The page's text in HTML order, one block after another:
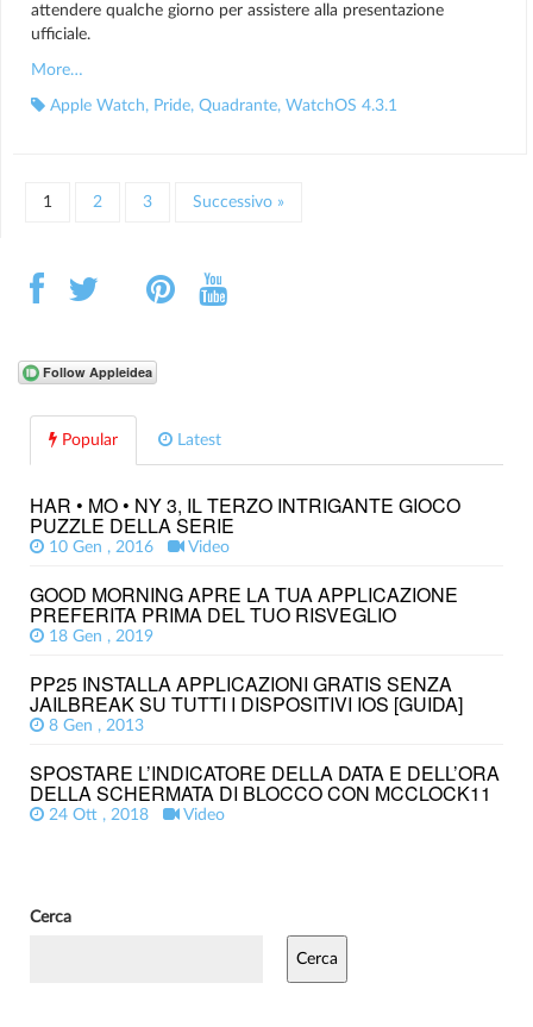
attendere qualche giorno per assistere alla presentazione
ufficiale.
More…
Apple Watch, Pride, Quadrante, WatchOS 4.3.1
1 2 3 Successivo »
Popular Latest
HAR • MO • NY 3, IL TERZO INTRIGANTE GIOCO
PUZZLE DELLA SERIE
10 Gen , 2016 Video
GOOD MORNING APRE LA TUA APPLICAZIONE
PREFERITA PRIMA DEL TUO RISVEGLIO
18 Gen , 2019
PP25 INSTALLA APPLICAZIONI GRATIS SENZA
JAILBREAK SU TUTTI I DISPOSITIVI IOS [GUIDA]
8 Gen , 2013
SPOSTARE L’INDICATORE DELLA DATA E DELL’ORA
DELLA SCHERMATA DI BLOCCO CON MCCLOCK11
24 Ott , 2018 Video
Cerca
Cerca